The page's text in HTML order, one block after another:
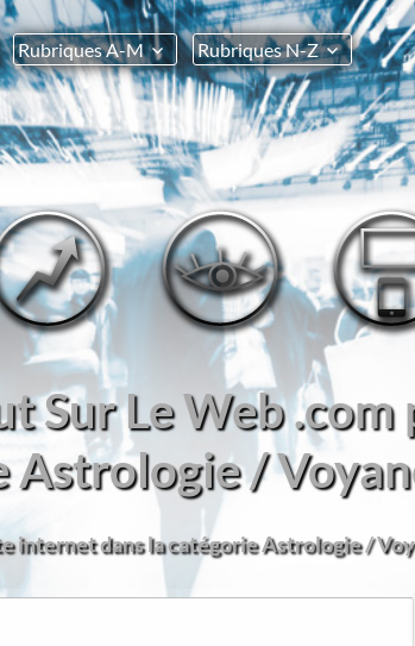
Rubriques A-M Rubriques N-Z
Sur Le Web .com
Astrologie /
internet dans la catégorie Astrologie /